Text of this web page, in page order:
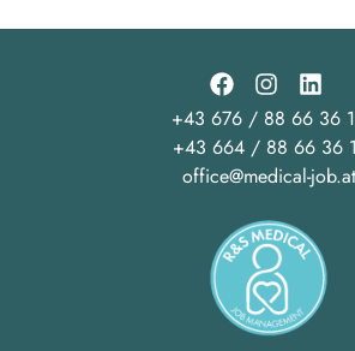
+43 676 / 88 66 36
+43 664 / 88 66 36
office@medical-job.at